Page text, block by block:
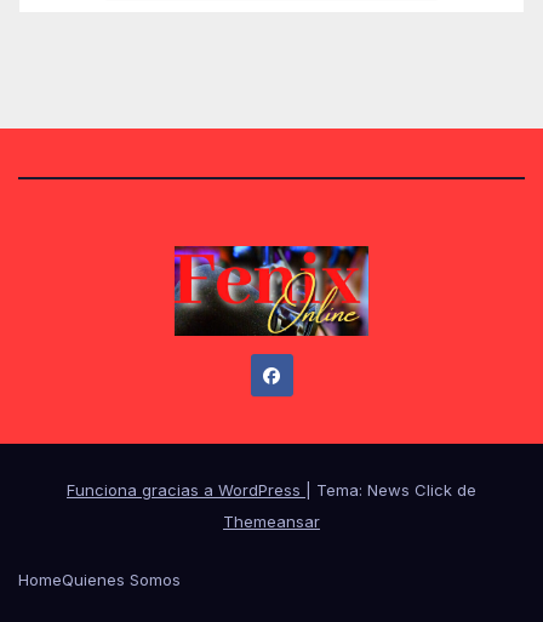
Funciona gracias a WordPress
Tema: News Click de
Themeansar
HomeQuienes Somos